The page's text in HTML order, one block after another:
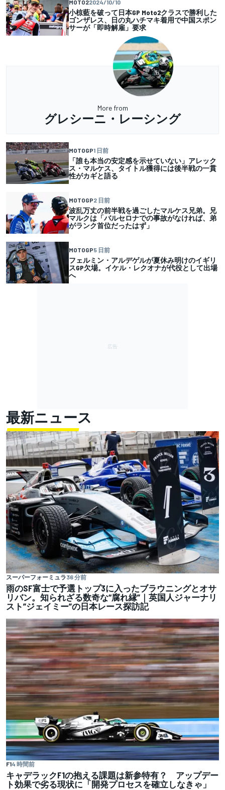
MOTO22024/10/10
小椋藍を破って日本GP Moto2クラスで勝利した
ゴンザレス、日の丸ハチマキ着用で中国スポン
サーが「即時解雇」要求
More from
グレシーニ・レーシング
MOTOGP1 日前
「誰も本当の安定感を示せていない」アレック
ス・マルケス、タイトル獲得には後半戦の一貫
性がカギと語る
MOTOGP2 日前
波乱万丈の前半戦を過ごしたマルケス兄弟。兄
マルクは「バルセロナでの事故がなければ、弟
がランク首位だったはず」
MOTOGP5 日前
フェルミン・アルデゲルが夏休み明けのイギリ
スGP欠場。イケル・レクオナが代役として出場
へ
最新ニュース
スーパーフォーミュラ36 分前
雨のSF富士で予選トップ3に入ったブラウニングとオサ
リバン。知られざる数奇な“腐れ縁”｜英国人ジャーナリ
スト”ジェイミー”の日本レース探訪記
F14 時間前
キャデラックF1の抱える課題は新参特有？ アップデー
ト効果で劣る現状に「開発プロセスを確立しなきゃ」